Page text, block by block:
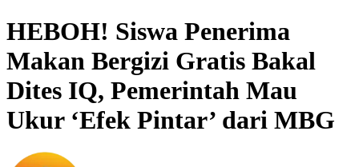
HEBOH! Siswa Penerima
Makan Bergizi Gratis Bakal
Dites IQ, Pemerintah Mau
Ukur ‘Efek Pintar’ dari MBG